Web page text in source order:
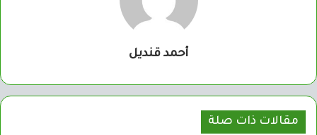
أحمد قنديل
مقالات ذات صلة